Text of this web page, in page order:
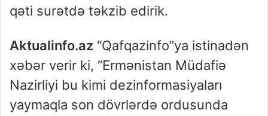
qəti surətdə təkzib edirik.
Aktualinfo.az “Qafqazinfo”ya istinadən
xəbər verir ki, “Ermənistan Müdafiə
Nazirliyi bu kimi dezinformasiyaları
yaymaqla son dövrlərdə ordusunda